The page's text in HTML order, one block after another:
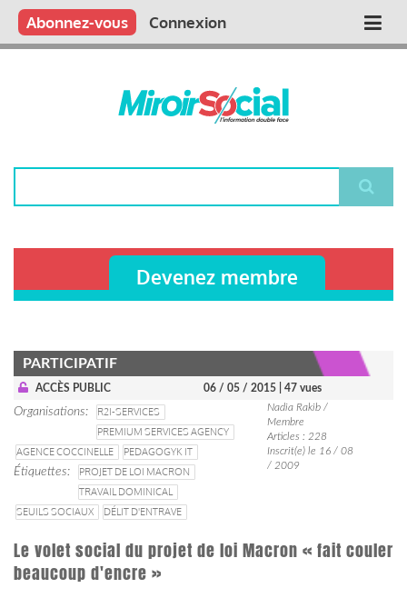
Aller
contenu
Main
Qui sommes nous ?
Vous publiez
Nous publions
Contactez-nous
Abonnez-vous Connexion
Devenez membre
PARTICIPATIF
ACCÈS PUBLIC 06 / 05 / 2015 | 47 vues
Organisations
R2I-SERVICES
PREMIUM SERVICES AGENCY
AGENCE COCCINELLE
PEDAGOGYK IT
Étiquettes
PROJET DE LOI MACRON
TRAVAIL DOMINICAL
SEUILS SOCIAUX
DÉLIT D'ENTRAVE
Nadia Rakib /
Membre
Articles : 228
Inscrit(e) le 16 / 08
/ 2009
Le volet social du projet de loi Macron « fait couler
beaucoup d'encre »